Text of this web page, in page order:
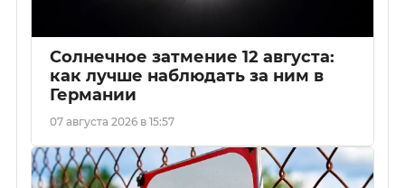
Солнечное затмение 12 августа:
как лучше наблюдать за ним в
Германии
07 августа 2026 в 15:57